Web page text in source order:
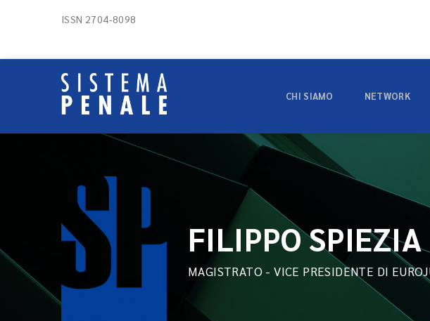
ISSN 2704-8098
CHI SIAMO NETWORK
FILIPPO SPIEZIA
MAGISTRATO - VICE PRESIDENTE DI